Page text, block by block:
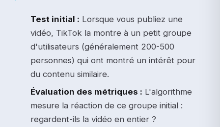
Test initial : Lorsque vous publiez une
vidéo, TikTok la montre à un petit groupe
d'utilisateurs (généralement 200-500
personnes) qui ont montré un intérêt pour
du contenu similaire.
Évaluation des métriques : L'algorithme
mesure la réaction de ce groupe initial :
regardent-ils la vidéo en entier ?